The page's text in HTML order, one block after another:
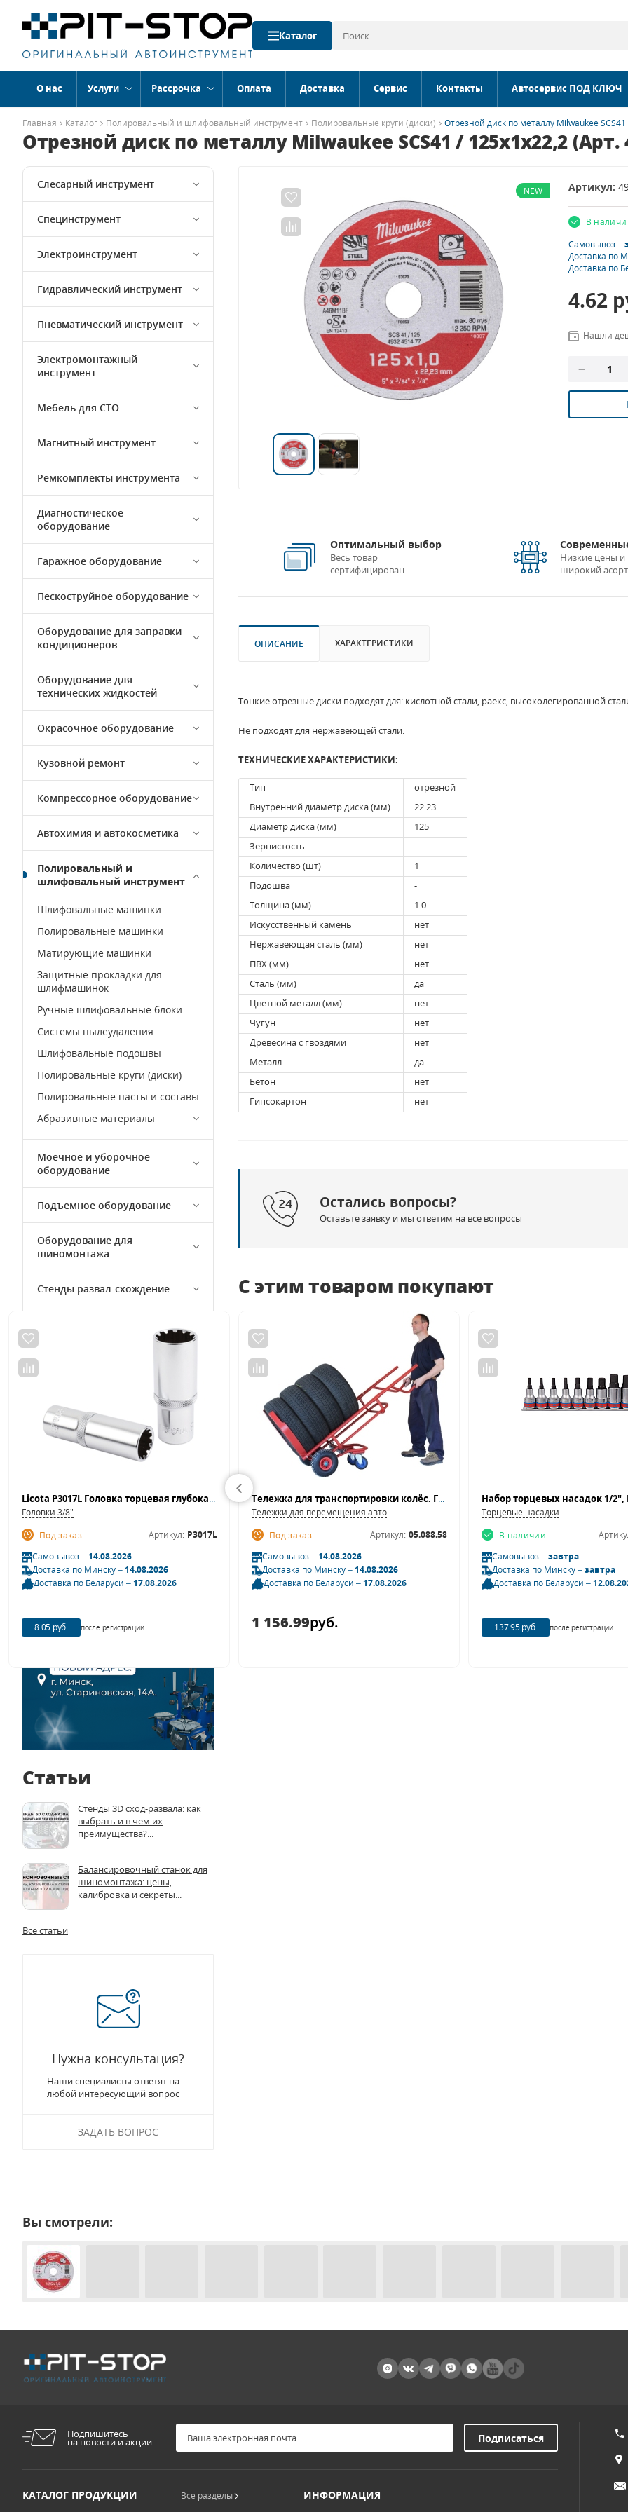
Каталог
О нас Услуги Рассрочка Оплата Доставка Сервис Контакты Автосервис ПОД КЛЮЧ
Главная Каталог Полировальный и шлифовальный инструмент Полировальные круги (диски) Отрезной диск по металлу Milwaukee
Отрезной диск по металлу Milwaukee SCS41 / 125х1х22,2 (Арт.
Слесарный инструмент
Специнструмент
Электроинструмент
Гидравлический инструмент
Пневматический инструмент
Электромонтажный
инструмент
Мебель для СТО
Магнитный инструмент
Ремкомплекты инструмента
Диагностическое
оборудование
Гаражное оборудование
Пескоструйное оборудование
Оборудование для заправки
кондиционеров
Оборудование для
технических жидкостей
Окрасочное оборудование
Кузовной ремонт
Компрессорное оборудование
Автохимия и автокосметика
Полировальный и
шлифовальный инструмент
Шлифовальные машинки
Полировальные машинки
Матирующие машинки
Защитные прокладки для
шлифмашинок
Ручные шлифовальные блоки
Системы пылеудаления
Шлифовальные подошвы
Полировальные круги (диски)
Полировальные пасты и составы
Абразивные материалы
Моечное и уборочное
оборудование
Подъемное оборудование
Оборудование для
шиномонтажа
Стенды развал-схождение
Товары на акции
Программное обеспечение для
СТО
Оборудование для работы с
деталями автомобиля
Статьи
Стенды 3D сход-развала: как
выбрать и в чем их
преимущества?...
Балансировочный станок для
шиномонтажа: цены,
калибровка и секреты...
Все статьи
Нужна консультация?
Наши специалисты ответят на
любой интересующий вопрос
ЗАДАТЬ ВОПРОС
NEW Артикул:
В
Самовывоз –
Доставка по
Доставка по
4.62
Нашли
Оптимальный выбор
Весь товар
сертифицирован
Низкие цены и
широкий
ОПИСАНИЕ ХАРАКТЕРИСТИКИ
Тонкие отрезные диски подходят для: кислотной стали, раекс, высоколегированной
Не подходят для нержавеющей стали.
ТЕХНИЧЕСКИЕ ХАРАКТЕРИСТИКИ:
Тип
отрезной
Внутренний диаметр диска (мм)
22.23
Диаметр диска (мм)
125
Зернистость
-
Количество (шт)
1
Подошва
-
Толщина (мм)
1.0
Искусственный камень
нет
Нержавеющая сталь (мм)
нет
ПВХ (мм)
нет
Сталь (мм)
да
Цветной металл (мм)
нет
Чугун
нет
Древесина с гвоздями
нет
Металл
да
Бетон
нет
Гипсокартон
нет
Остались вопросы?
Оставьте заявку и мы ответим на все вопросы
С этим товаром покупают
Licota P3017L Головка торцевая глубокая spline 3/8" 17 мм
Головки 3/8"
Под заказ
Артикул: P3017L
Самовывоз –14.08.2026
Доставка по Минску –14.08.2026
Доставка по Беларуси –17.08.2026
8.05 руб. после регистрации
Тележка для транспортировки колёс. Грузоподъемность 150 кг.
Тележки для перемещения авто
Под заказ
Артикул: 05.088.58
Самовывоз –14.08.2026
Доставка по Минску –14.08.2026
Доставка по Беларуси –17.08.2026
1 156.99руб.
Торцевые насадки
В наличии
Самовывоз –завтра
Доставка по Минску –завтра
Доставка по Беларуси –
137.95 руб. после регистрации
Вы смотрели:
Подпишитесь
на новости и акции:
КАТАЛОГ ПРОДУКЦИИ
Все разделы
ИНФОРМАЦИЯ